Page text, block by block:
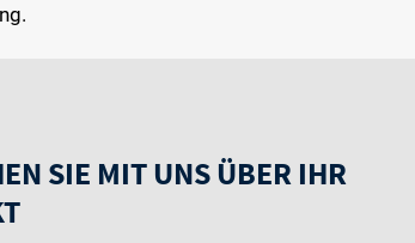
SIE MIT UNS ÜBER IHR